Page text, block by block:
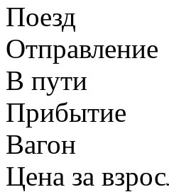
Поезд
Отправление
В пути
Прибытие
Вагон
Цена за